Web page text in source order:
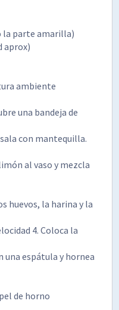
la parte amarilla)
aprox)
ambiente
una bandeja de
con mantequilla.
al vaso y mezcla
huevos, la harina y la
4. Coloca la
una espátula y hornea
de horno